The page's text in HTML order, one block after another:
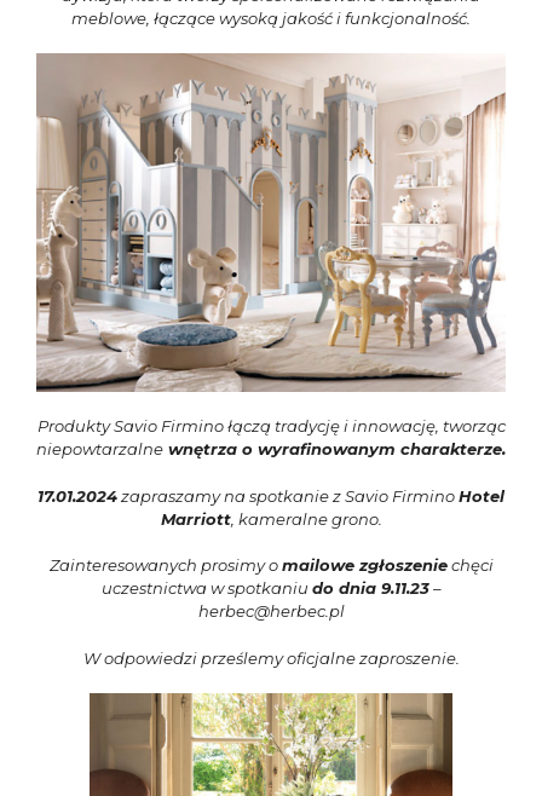
meblowe, łączące wysoką jakość i funkcjonalność.
Produkty Savio Firmino łączą tradycję i innowację, tworząc
niepowtarzalne wnętrza o wyrafinowanym charakterze.
17.01.2024zapraszamy na spotkanie z Savio FirminoHotel
Marriott, kameralne grono.
Zainteresowanych prosimy omailowe zgłoszeniechęci
uczestnictwa w spotkaniu do dnia 9.11.23–
herbec@herbec.pl
W odpowiedzi prześlemy oficjalne zaproszenie.